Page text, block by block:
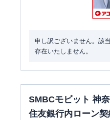
申し訳ございません。該
存在いたしません。
SMBCモビット 神
住友銀行内ローン